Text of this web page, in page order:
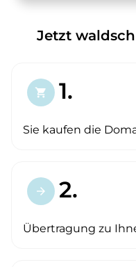
Jetzt
shopping_cart 1.
Sie kaufen die
arrow_forward 2.
Übertragung zu